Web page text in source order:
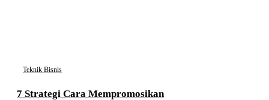
Teknik Bisnis
7 Strategi Cara Mempromosikan